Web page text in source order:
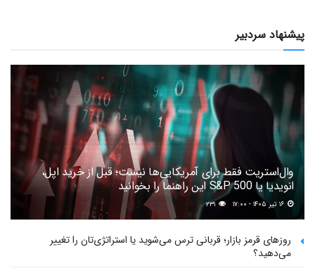
پیشنهاد سردبیر
وال‌استریت فقط برای آمریکایی‌ها نیست؛ قبل از خرید اپل،
انویدیا یا S&P 500 این راهنما را بخوانید
۲۳۱
روزهای قرمز بازار؛ قربانی ترس می‌شوید یا استراتژی‌تان را تغییر
می‌دهید؟